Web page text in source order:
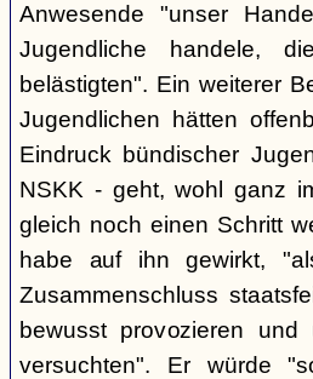
Anwesende "unser
Jugendliche handele,
belästigten". Ein weiterer
Jugendlichen hätten
Eindruck bündischer
NSKK - geht, wohl ganz
gleich noch einen Schritt
habe auf ihn gewirkt,
Zusammenschluss
bewusst provozieren
versuchten". Er würde